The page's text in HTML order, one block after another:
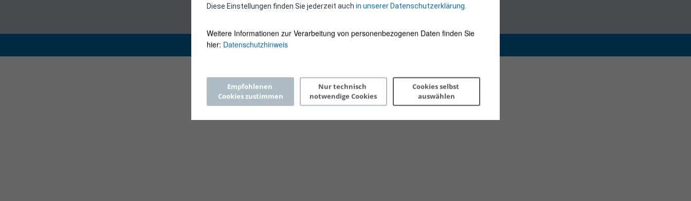
Diese Einstellungen finden Sie jederzeit auch in unserer Datenschutzerklärung.
Weitere Informationen zur Verarbeitung von personenbezogenen Daten finden Sie
hier: Datenschutzhinweis
Empfohlenen
Cookies zustimmen
Nur technisch
notwendige Cookies
Cookies selbst
auswählen